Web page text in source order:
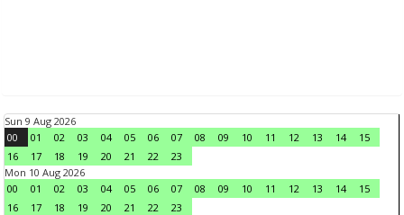
Sun 9 Aug 2026
00
01 02 03 04 05 06 07 08 09 10 11 12 13 14
15
16
17 18 19 20 21 22
23
Mon 10 Aug 2026
00
01 02 03 04 05 06 07 08 09 10 11 12 13 14
15
16
17 18 19 20 21 22
23